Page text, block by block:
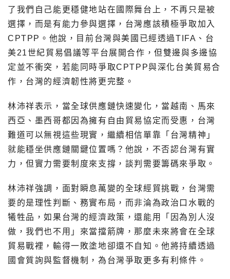
了我們自己能更穩健地站在國際舞台上，不再只是被
選擇，而是有能力參與選擇，台灣應該積極爭取加入
CPTPP。他說，目前台灣與美國已經透過TIFA、台
美21世紀貿易倡議等平台展開合作，但雙邊與多邊協
定並不衝突，若能同時爭取CPTPP與深化台美貿易合
作，台灣的經濟韌性將更完整。
林沛祥表示，當全球供應鏈快速變化，當越南、馬來
西亞、墨西哥都因為擁有自由貿易協定而受惠，台灣
難道可以無視這些現實，繼續相信單靠「台灣精神」
就能穩坐供應鏈關鍵位置嗎？他說，不否認台灣有實
力，但實力需要制度來支撐，談判需要籌碼來爭取。
林沛祥強調，面對瞬息萬變的全球經貿挑戰，台灣需
要的是理性判斷、務實布局，而非淪為政治口水戰的
犧牲品，如果台灣的經濟政策，還能用「因為別人沒
做，我們也不用」來當擋箭牌，那麼未來將會在全球
貿易戰裡，輸得一敗塗地卻還不自知。他將持續透過
國會質詢與監督機制，為台灣爭取更多有利條件。